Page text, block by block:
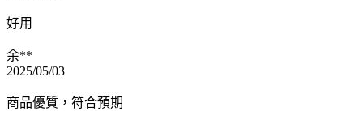
好用
余**
2025/05/03
商品優質，符合預期